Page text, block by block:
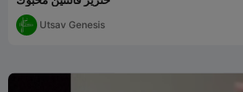
Utsav Genesis